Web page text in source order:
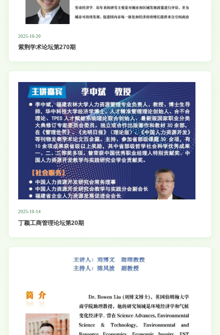
2025-10-20
紫荆学术论坛第270期
2025-10-14
丁颖工商管理论坛第20期